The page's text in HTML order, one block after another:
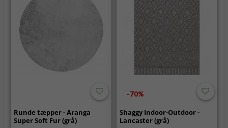
Runde tæpper - Aranga
Super Soft Fur (grå)
-70%
Shaggy Indoor-Outdoor -
Lancaster (grå)